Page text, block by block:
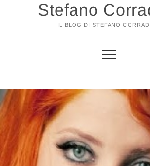
Stefano
IL BLOG DI STEFANO